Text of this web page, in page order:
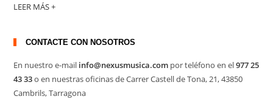
LEER MÁS +
CONTACTE CON NOSOTROS
En nuestro e-mail info@nexusmusica.com por teléfono en el977 25
43 33o en nuestras oficinas de Carrer Castell de Tona, 21, 43850
Cambrils, Tarragona